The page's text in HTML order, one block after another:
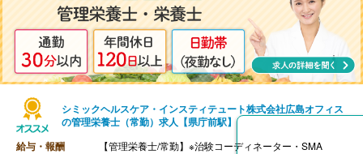
シミックヘルスケア・インスティテュート株式会社広島オフィス
の管理栄養士（常勤）求人【県庁前駅】
給与・報酬
【管理栄養士/常勤】※治験コーディネーター・SMA